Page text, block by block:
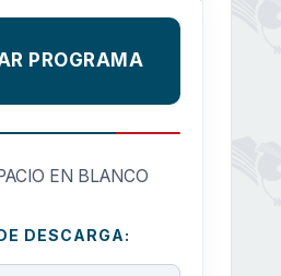
PROGRAMA
EN BLANCO
DESCARGA: